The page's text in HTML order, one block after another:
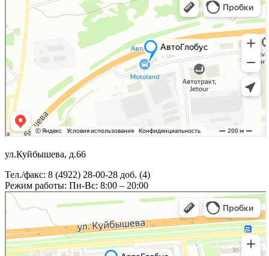
ул.Куйбышева, д.66
Тел./факс: 8 (4922) 28-00-28 доб. (4)
Режим работы: Пн-Вс: 8:00 – 20:00